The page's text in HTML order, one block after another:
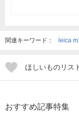
関連キーワード： leica
ほしいものリス
おすすめ記事特集